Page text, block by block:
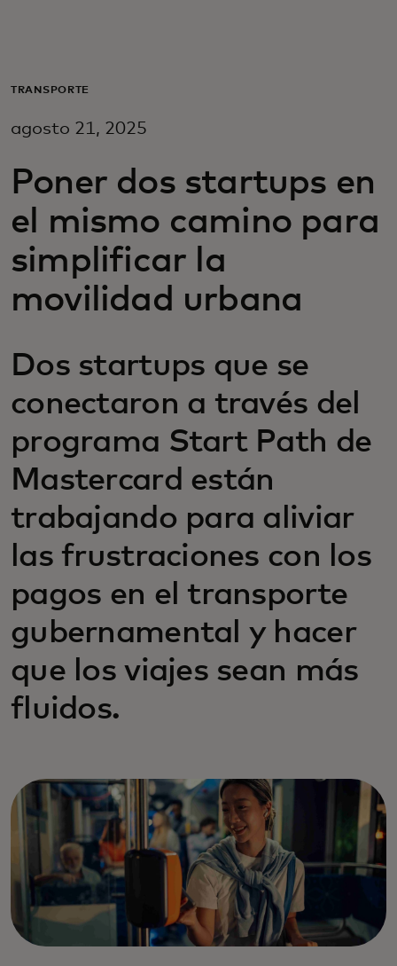
Para empresas
Para innovadores
Noticias y tendencias
TRANSPORTE
agosto 21, 2025
Poner dos startups en
el mismo camino para
simplificar la
movilidad urbana
Dos startups que se
conectaron a través del
programa Start Path de
Mastercard están
trabajando para aliviar
las frustraciones con los
pagos en el transporte
gubernamental y hacer
que los viajes sean más
fluidos.